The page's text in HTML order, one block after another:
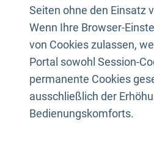
Seiten ohne den Einsatz
Wenn Ihre Browser-
von Cookies zulassen,
Portal sowohl Session-
permanente Cookies
ausschließlich der
Bedienungskomforts.